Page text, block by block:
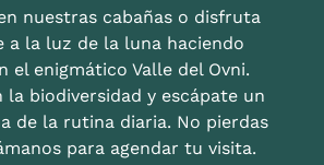
nuestras cabañas o disfruta
a la luz de la luna haciendo
el enigmático Valle del Ovni.
la biodiversidad y escápate un
de la rutina diaria. No pierdas
para agendar tu visita.